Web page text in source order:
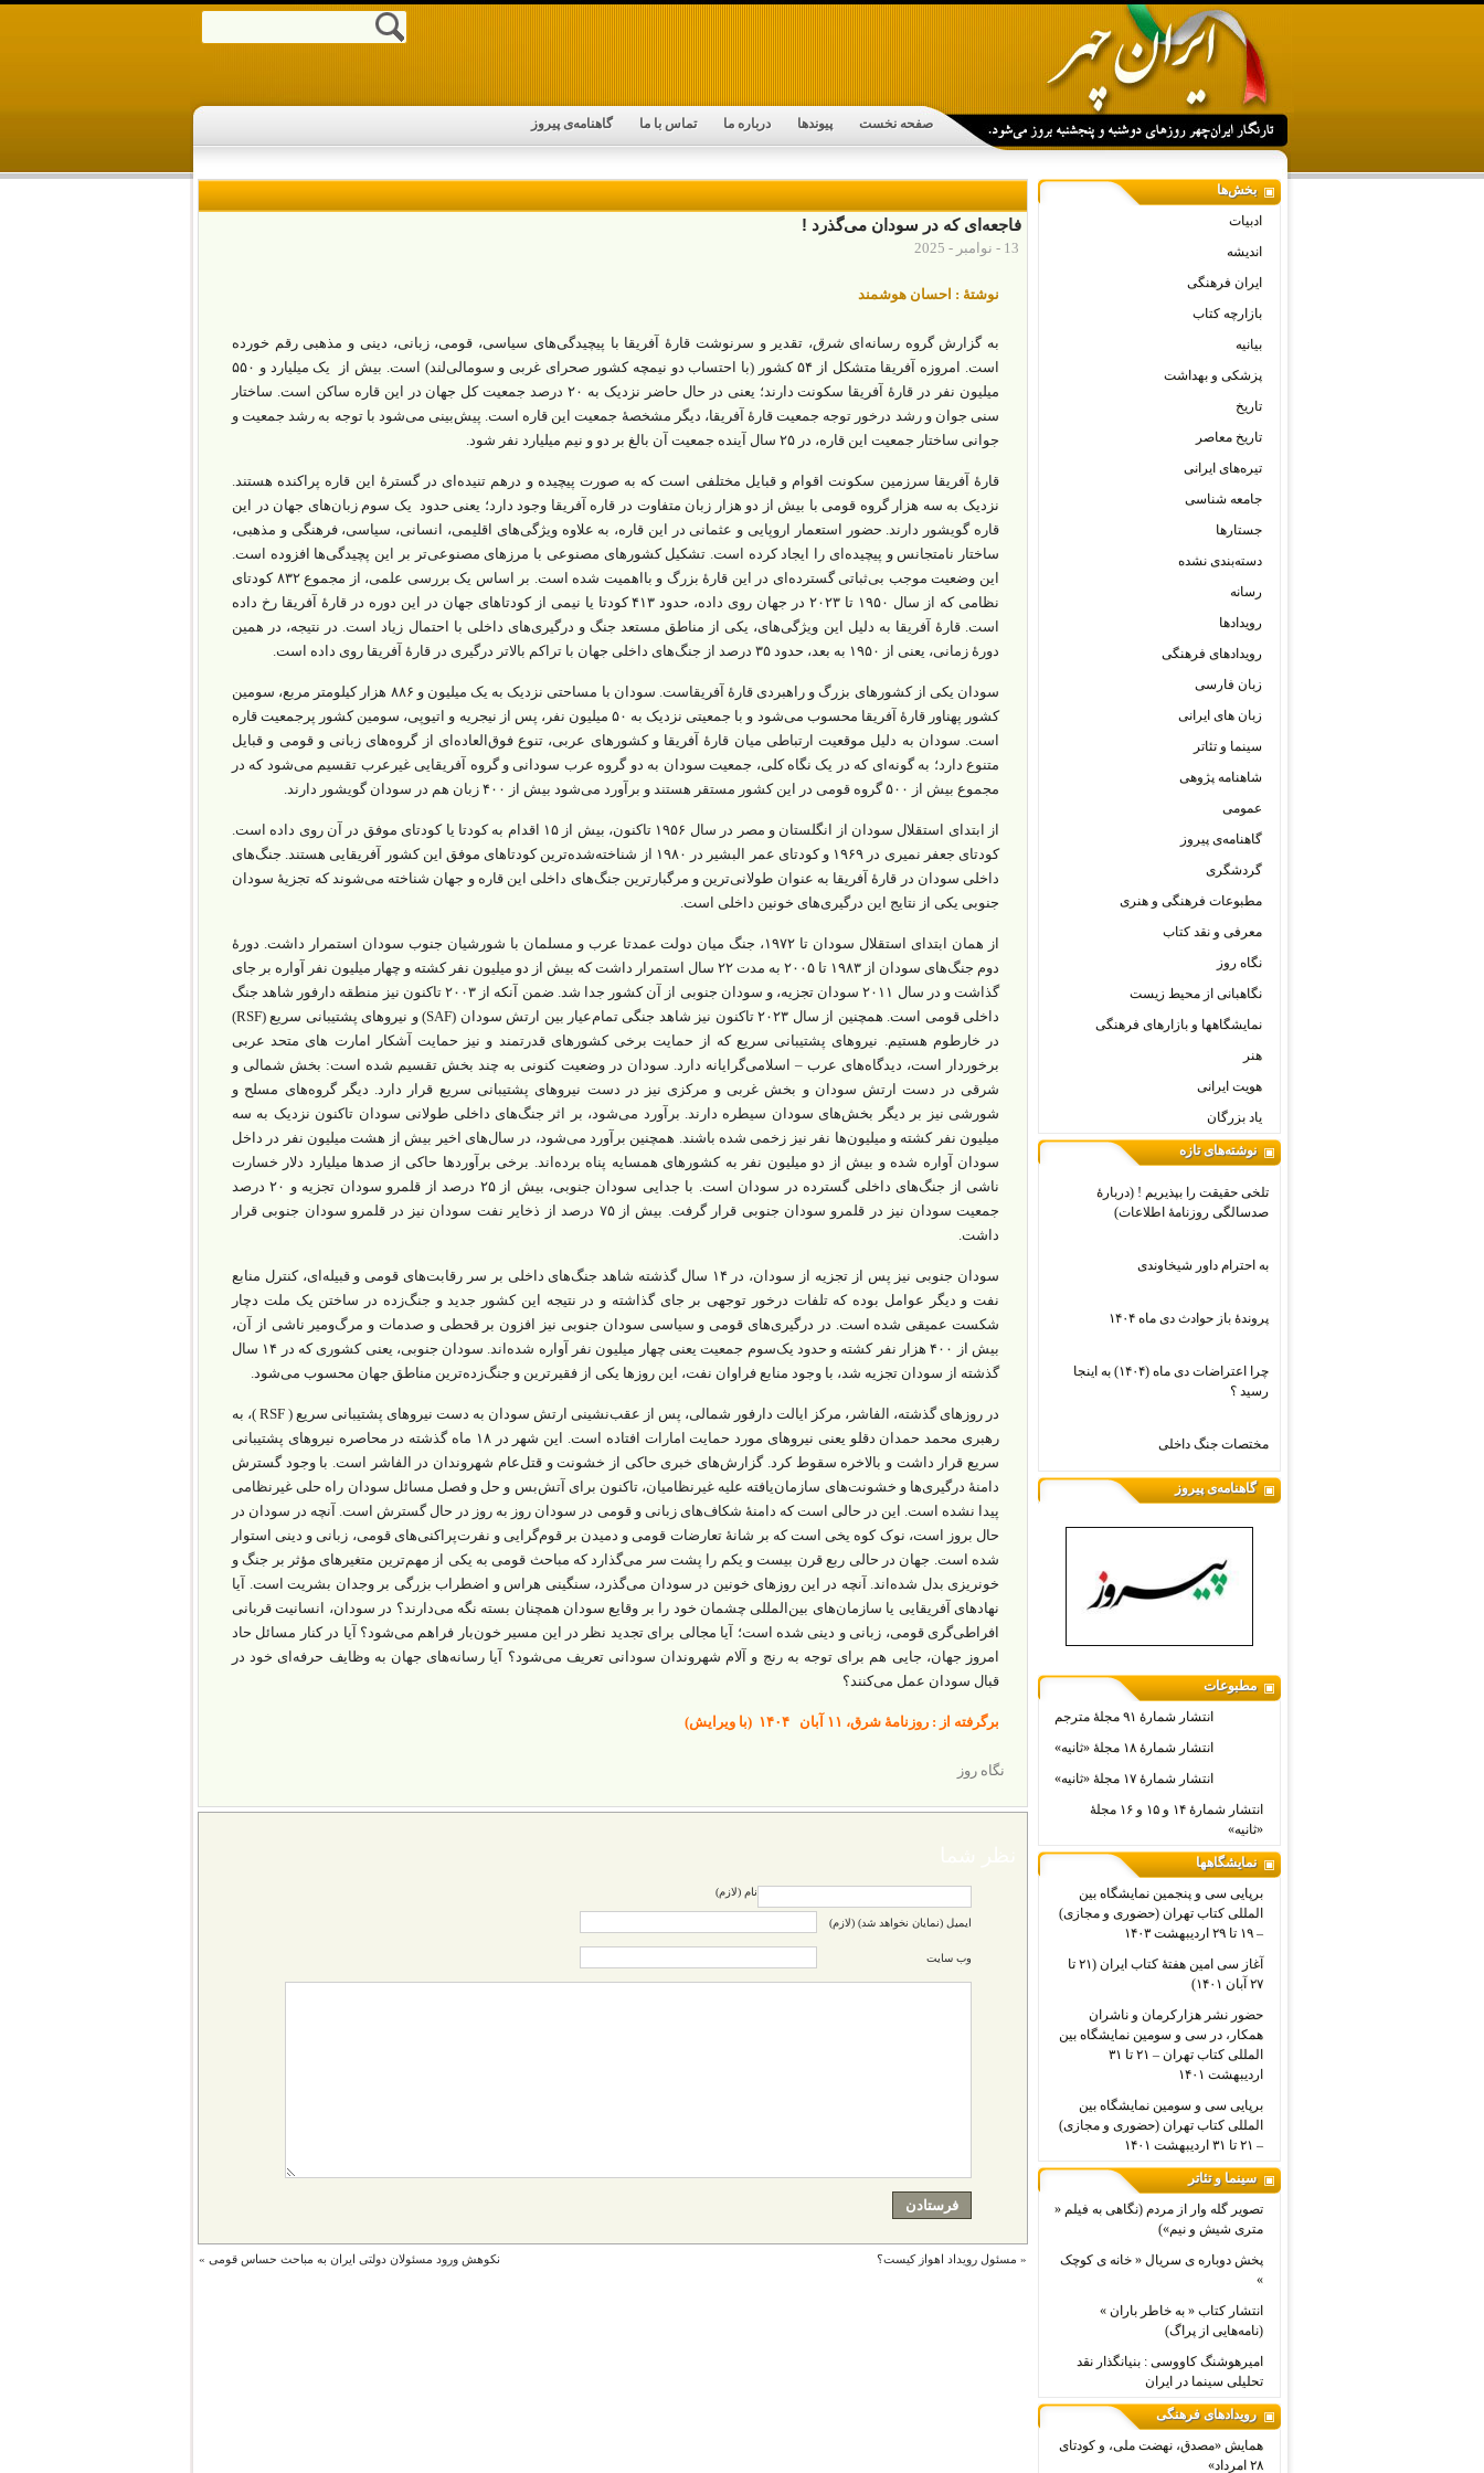
صفحه نخست پیوندها درباره ما تماس با ما گاهنامه‌ی پیروز
فاجعه‌‌ای که در سودان می‌گذرد !
13 - نوامبر - 2025
نوشتۀ : احسان هوشمند
به گزارش گروه رسانه‌ای شرق، تقدیر و سرنوشت قارۀ آفریقا با پیچیدگی‌های سیاسی، قومی، زبانی، دینی و مذهبی رقم خورده
است. امروزه آفریقا متشکل از ۵۴ کشور (با احتساب دو نیمچه کشور صحرای غربی و سومالی‌لند) است. بیش از یک میلیارد و ۵۵۰
میلیون نفر در قارۀ آفریقا سکونت دارند؛ یعنی در حال حاضر نزدیک به ۲۰ درصد جمعیت کل جهان در این قاره‌‌ ساکن است. ساختار
سنی جوان و رشد درخور توجه جمعیت قارۀ آفریقا، دیگر مشخصۀ جمعیت این قاره است. پیش‌بینی می‌شود با توجه به رشد جمعیت و
جوانی ساختار جمعیت این قاره، در ۲۵ سال آینده جمعیت آن بالغ بر دو‌ و ‌نیم میلیارد نفر ‌شود.
قارۀ آفریقا سرزمین ‌سکونت اقوام و قبایل مختلفی است که به صورت پیچیده و درهم ‌تنیده‌ای در گسترۀ این قاره پراکنده هستند.
نزدیک به سه هزار گروه قومی با بیش از دو هزار زبان متفاوت در قاره آفریقا وجود دارد؛ یعنی حدود یک سوم زبان‌های جهان در این
قاره‌ گویشور دارند. حضور استعمار اروپایی و عثمانی در این قاره، به‌ علاوه ویژگی‌های اقلیمی، انسانی، سیاسی، فرهنگی و مذهبی،
ساختار نامتجانس و پیچیده‌ای را ایجاد کرده است. تشکیل کشورهای مصنوعی با مرزهای مصنوعی‌تر بر این پچیدگی‌ها افزوده است.
این وضعیت موجب بی‌ثباتی گسترده‌ای در این قارۀ بزرگ و با‌اهمیت شده است. بر ‌اساس یک بررسی علمی، از مجموع ۸۳۲ کودتای
نظامی که از سال ۱۹۵۰ تا ۲۰۲۳ در جهان روی داده، حدود ۴۱۳ کودتا یا نیمی از کودتاهای جهان در این دوره در قارۀ آفریقا رخ داده
است. قارۀ آفریقا به دلیل این ویژگی‌های، یکی از مناطق مستعد جنگ و درگیری‌های داخلی با احتمال زیاد است. در نتیجه، در همین
دورۀ زمانی، یعنی از ۱۹۵۰ به بعد، حدود ۳۵ درصد از جنگ‌های داخلی جهان با تراکم بالاتر درگیری در قارۀ آفریقا روی داده است.
سودان یکی از کشورهای بزرگ و راهبردی قارۀ آفریقا‌ست. ‌سودان با مساحتی نزدیک به یک ‌میلیون‌ و ۸۸۶ هزار کیلومتر مربع، سومین
کشور پهناور قارۀ آفریقا محسوب می‌شود و با جمعیتی نزدیک به ۵۰ میلیون نفر، پس از نیجریه و اتیوپی، سومین کشور پرجمعیت قاره
است. سودان به دلیل موقعیت ارتباطی میان قارۀ آفریقا و کشورهای عربی، ‌تنوع فوق‌العاده‌ای از گروه‌های زبانی و قومی و قبایل
متنوع دارد؛ به‌ گونه‌ای که در یک نگاه کلی، جمعیت سودان به دو گروه‌ عرب سودانی و گروه آفریقایی غیر‌عرب تقسیم می‌شود که در
مجموع بیش از ۵۰۰ گروه قومی در این کشور مستقر هستند و برآورد می‌شود بیش از ۴۰۰ زبان هم در سودان گویشور دارند.
از ابتدای استقلال سودان از انگلستان و مصر در سال ۱۹۵۶ تاکنون، بیش از ۱۵ اقدام به کودتا یا کودتای موفق در آن روی داده است.
کودتای جعفر نمیری در ۱۹۶۹ و کودتای عمر البشیر در ۱۹۸۰ از شناخته‌شده‌ترین کودتاهای موفق این کشور آفریقایی هستند. جنگ‌های
داخلی سودان در قارۀ آفریقا به‌ عنوان طولانی‌ترین و مرگبارترین جنگ‌های داخلی این قاره و جهان شناخته می‌شوند که تجزیۀ سودان
جنوبی یکی از نتایج این درگیری‌های خونین داخلی است.
از همان ابتدای استقلال سودان تا ۱۹۷۲، جنگ میان دولت عمدتا عرب و مسلمان با شورشیان جنوب سودان استمرار داشت. دورۀ
دوم جنگ‌های سودان از ۱۹۸۳ تا ۲۰۰۵ به مدت ۲۲ سال استمرار داشت که بیش از دو میلیون نفر کشته و چهار میلیون نفر آواره بر جای
گذاشت و در سال ۲۰۱۱ سودان تجزیه، و سودان جنوبی از آن کشور جدا شد. ضمن آنکه از ۲۰۰۳ تاکنون نیز منطقه دارفور شاهد جنگ
داخلی قومی است. همچنین از سال ۲۰۲۳ تاکنون نیز شاهد جنگی تمام‌عیار بین ارتش سودان (SAF) و نیروهای پشتیبانی سریع (RSF)
در خارطوم هستیم. نیروهای پشتیبانی سریع که از حمایت برخی کشورهای قدرتمند و نیز حمایت آشکار امارت های متحد عربی
برخوردار است، دیدگاه‌های عرب – اسلامی‌گرایانه دارد. سودان در وضعیت کنونی به چند بخش تقسیم شده است: بخش شمالی و
شرقی در دست ارتش سودان و بخش غربی و مرکزی نیز در دست نیروهای پشتیبانی سریع قرار دارد. دیگر گروه‌های مسلح و
شورشی نیز بر دیگر بخش‌های سودان سیطره دارند. برآورد می‌شود، بر اثر جنگ‌های داخلی طولانی سودان تاکنون نزدیک به سه
میلیون نفر کشته و میلیون‌ها نفر نیز زخمی شده باشند. همچنین برآورد می‌شود، در سال‌های اخیر بیش از هشت میلیون نفر در داخل
سودان آواره شده و بیش از دو میلیون نفر به کشورهای همسایه پناه برده‌اند. برخی برآوردها حاکی از صدها‌ میلیارد دلار خسارت
ناشی از جنگ‌های داخلی گسترده در سودان است. با جدایی سودان جنوبی، بیش از ۲۵ درصد از قلمرو سودان تجزیه و ۲۰ درصد
جمعیت سودان نیز در قلمرو سودان جنوبی قرار گرفت. بیش از ۷۵ درصد از ذخایر نفت سودان نیز در قلمرو سودان جنوبی قرار
داشت.
سودان جنوبی نیز پس از تجزیه از سودان، در ۱۴ سال گذشته شاهد جنگ‌های داخلی بر سر رقابت‌های قومی و قبیله‌ای‌، کنترل منابع
نفت و دیگر عوامل بوده که تلفات درخور توجهی بر جای گذاشته و در نتیجه این کشور جدید و جنگ‌زده در ساختن یک ملت دچار
شکست عمیقی شده است. در درگیری‌های قومی و سیاسی سودان جنوبی نیز افزون بر قحطی و صدمات و مرگ‌و‌میر ناشی از آن،
بیش از ۴۰۰ هزار نفر کشته و حدود یک‌سوم جمعیت یعنی چهار میلیون نفر ‌آواره شده‌اند. سودان جنوبی، یعنی کشوری که در ۱۴ سال
گذشته از سودان تجزیه شد، با وجود منابع فراوان نفت، این روزها یکی از فقیرترین و جنگ‌زده‌ترین مناطق جهان محسوب می‌شود.
در روزهای گذشته، الفاشر، مرکز ایالت دارفور شمالی، پس از عقب‌نشینی ارتش سودان به دست نیروهای پشتیبانی سریع ( RSF )، به
رهبری محمد حمدان دقلو یعنی نیروهای مورد حمایت امارات افتاده است. این شهر در ۱۸ ماه گذشته در محاصره نیروهای پشتیبانی
سریع قرار داشت و بالاخره سقوط کرد. گزارش‌های خبری‌ حاکی از خشونت و قتل‌عام شهروندان در الفاشر است. با وجود گسترش
دامنۀ درگیری‌ها و خشونت‌های سازمان‌یافته علیه غیرنظامیان، تاکنون برای آتش‌بس و حل‌ و فصل مسائل سودان راه‌ حلی غیر‌نظامی
پیدا نشده است. این در حالی است که دامنۀ شکاف‌های زبانی و قومی در سودان روز به روز در حال گسترش‌ است. آنچه در سودان در
حال بروز است، نوک کوه یخی است که بر شانۀ تعارضات قومی و دمیدن بر قوم‌گرایی و نفرت‌پراکنی‌های قومی، زبانی و دینی استوار
شده است. جهان در حالی ربع‌‌ قرن بیست ‌و‌ یکم را پشت سر می‌گذارد که مباحث قومی به یکی از مهم‌ترین متغیرهای مؤثر بر جنگ و
خونریزی بدل شده‌اند. آنچه در این روزهای خونین در سودان می‌گذرد، سنگینی هراس و اضطراب بزرگی بر وجدان بشریت است. آیا
نهادهای آفریقایی یا سازمان‌های بین‌المللی چشمان خود را بر وقایع سودان همچنان بسته نگه می‌دارند؟ در سودان، انسانیت قربانی
افراطی‌گری قومی، زبانی و دینی شده است؛ آیا مجالی برای تجدید نظر در این مسیر خون‌بار فراهم می‌شود؟ آیا در کنار مسائل حاد
امروز جهان، جایی هم برای توجه به رنج و آلام شهروندان سودانی تعریف می‌شود؟ آیا رسانه‌های جهان به وظایف حرفه‌ای خود در
قبال سودان عمل می‌کنند؟
برگرفته از : روزنامۀ شرق، ۱۱ آبان ۱۴۰۴ (با ویرایش)
نگاه روز
نام (لازم)
ایمیل (نمایان نخواهد شد) (لازم)
وب سایت
« مسئول رویداد اهواز کیست؟ نکوهش ورود مسئولان دولتی ایران به مباحث حساس قومی »
بخش‌ها
ادبیات
اندیشه
ایران فرهنگی
بازارچه کتاب
بیانیه
پزشکی و بهداشت
تاریخ
تاریخ معاصر
تیره‌های ایرانی
جامعه شناسی
جستارها
دسته‌بندی نشده
رسانه
رویدادها
رویدادهای فرهنگی
زبان فارسی
زبان های ایرانی
سینما و تئاتر
شاهنامه پژوهی
عمومی
گاهنامه‌ی پیروز
گردشگری
مطبوعات فرهنگی و هنری
معرفی و نقد کتاب
نگاه روز
نگاهبانی از محیط زیست
نمایشگاهها و بازارهای فرهنگی
هنر
هویت ایرانی
یاد بزرگان
نوشته‌های تازه
تلخی حقیقت را بپذیریم ! (دربارۀ
صدسالگی روزنامۀ اطلاعات)
به احترام داور شیخاوندی
پروندۀ باز حوادث دی ماه ۱۴۰۴
چرا اعتراضات دی‌ ماه (۱۴۰۴) به اینجا
رسید ؟
مختصات جنگ داخلی
گاهنامه‌ی پیروز
مطبوعات
انتشار شمارۀ ۹۱ مجلۀ مترجم
انتشار شمارۀ ۱۸ مجلۀ «ثانیه»
انتشار شمارۀ ۱۷ مجلۀ «ثانیه»
انتشار شمارۀ ۱۴ و ۱۵ و ۱۶ مجلۀ
«ثانیه»
نمایشگاهها
برپایی سی و پنجمین نمایشگاه بین
المللی کتاب تهران (حضوری و مجازی)
– ۱۹ تا ۲۹ اردیبهشت ۱۴۰۳
آغاز سی امین هفتۀ کتاب ایران (۲۱ تا
۲۷ آبان ۱۴۰۱)
حضور نشر هزارکرمان و ناشران
همکار، در سی و سومین نمایشگاه بین
المللی کتاب تهران – ۲۱ تا ۳۱
اردیبهشت ۱۴۰۱
برپایی سی و سومین نمایشگاه بین
المللی کتاب تهران (حضوری و مجازی)
– ۲۱ تا ۳۱ اردیبهشت ۱۴۰۱
سینما و تئاتر
تصویر گله وار از مردم (نگاهی به فیلم «
متری شیش و نیم»)
پخش دوباره ی سریال « خانه ی کوچک
»
انتشار کتاب « به خاطر باران »
(نامه‌هایی از پراگ)
امیرهوشنگ کاووسی : بنیانگذار نقد
تحلیلی سینما در ایران
رویدادهای فرهنگی
همایش «مصدق، نهضت ملی، و کودتای
۲۸ امرداد»